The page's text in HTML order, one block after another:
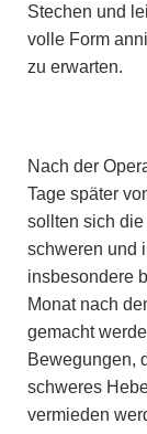
Stechen und
volle Form
zu erwarten.
Nach der
Tage später
sollten sich
schweren und
insbesondere
Monat nach
gemacht
Bewegungen,
schweres
vermieden